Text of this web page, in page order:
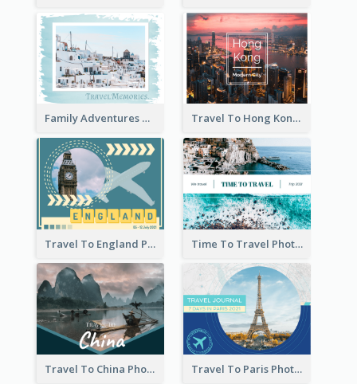
Family Adventures Travel Photo Book Travel To Hong Kong Photo Book
Travel To England Photo Book Time To Travel Photo Book
Travel To China Photo Book Travel To Paris Photo Book